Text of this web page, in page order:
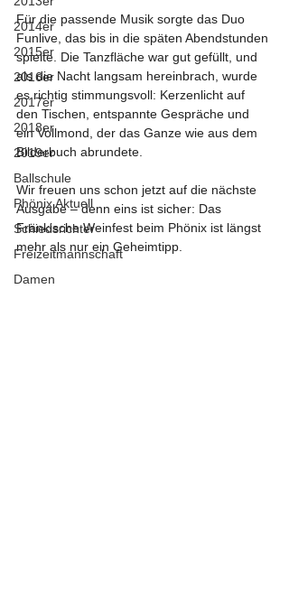
2014er
2015er
2016er
2017er
2018er
2019er
Ballschule
Phönix Aktuell
Schiedsrichter
Freizeitmannschaft
Damen
Für die passende Musik sorgte das Duo
Funlive, das bis in die späten Abendstunden
spielte. Die Tanzfläche war gut gefüllt, und
als die Nacht langsam hereinbrach, wurde
es richtig stimmungsvoll: Kerzenlicht auf
den Tischen, entspannte Gespräche und
ein Vollmond, der das Ganze wie aus dem
Bilderbuch abrundete.
Wir freuen uns schon jetzt auf die nächste
Ausgabe – denn eins ist sicher: Das
Fränkische Weinfest beim Phönix ist längst
mehr als nur ein Geheimtipp.